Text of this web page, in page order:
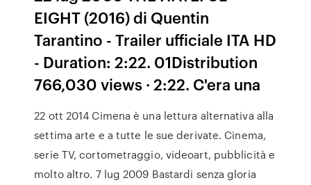
EIGHT (2016) di Quentin
Tarantino - Trailer ufficiale ITA HD
- Duration: 2:22. 01Distribution
766,030 views · 2:22. C'era una
22 ott 2014 Cimena è una lettura alternativa alla
settima arte e a tutte le sue derivate. Cinema,
serie TV, cortometraggio, videoart, pubblicità e
molto altro. 7 lug 2009 Bastardi senza gloria